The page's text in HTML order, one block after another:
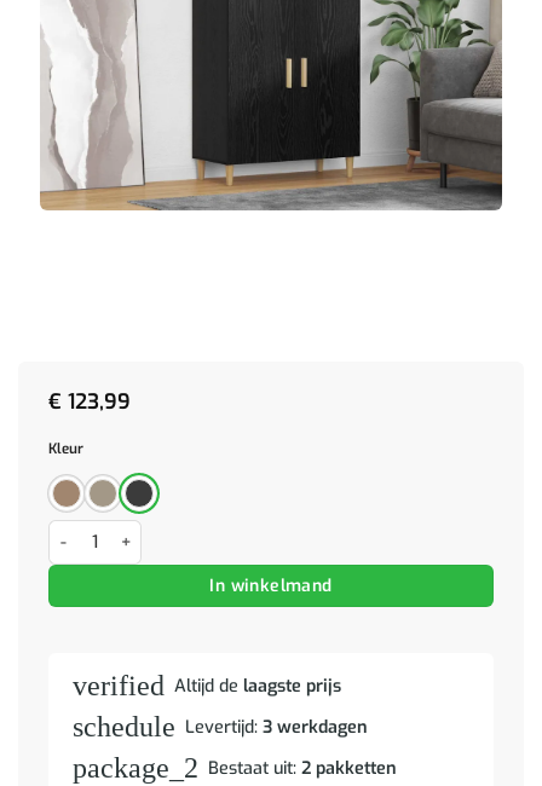
€ 123,99
Kleur
Highboard Wandgemonteerd 2 pcs Zwart Eiken Bewerkt hout aantal
In winkelmand
verified Altijd de laagste prijs
schedule Levertijd: 3 werkdagen
package_2 Bestaat uit: 2 pakketten